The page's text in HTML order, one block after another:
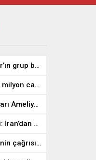
CHP’de Günaydın ve Başarır’ın grup başkanvekilliği düştü
Güvensiz gıdalar her yıl 1,5 milyon can alıyor
Mesane Kanserinde Hastaları Ameliyattan Kurtaran İlaç
Körfez’de tansiyon yükseldi: İran’dan ABD üslerine misilleme
Yeniden Refah’tan Bahçeli’nin çağrısına destek